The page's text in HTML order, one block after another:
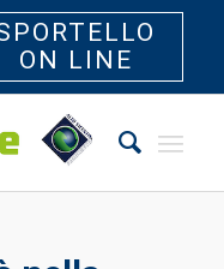
ON LINE